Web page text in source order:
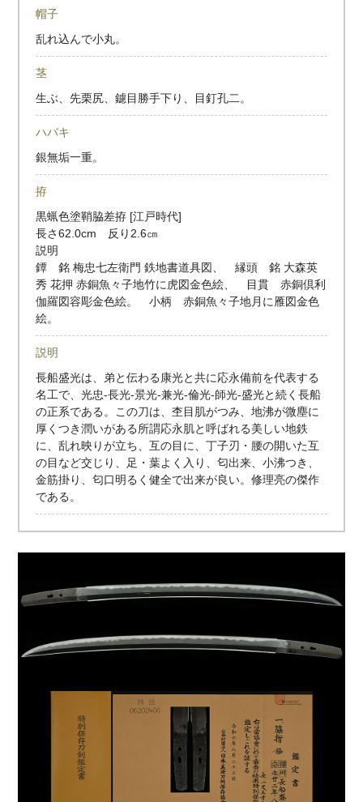
帽子
乱れ込んで小丸。
茎
生ぶ、先栗尻、鑢目勝手下り、目釘孔二。
ハバキ
銀無垢一重。
拵
黒蝋色塗鞘脇差拵 [江戸時代]
長さ62.0cm 反り2.6㎝
説明
鐔 銘 梅忠七左衛門 鉄地書道具図、 縁頭 銘 大森英
秀 花押 赤銅魚々子地竹に虎図金色絵、 目貫 赤銅倶利
伽羅図容彫金色絵。 小柄 赤銅魚々子地月に雁図金色
絵。
説明
長船盛光は、弟と伝わる康光と共に応永備前を代表する
名工で、光忠-長光-景光-兼光-倫光-師光-盛光と続く長船
の正系である。この刀は、杢目肌がつみ、地沸が微塵に
厚くつき潤いがある所謂応永肌と呼ばれる美しい地鉄
に、乱れ映りが立ち、互の目に、丁子刃・腰の開いた互
の目など交じり、足・葉よく入り、匂出来、小沸つき、
金筋掛り、匂口明るく健全で出来が良い。修理亮の傑作
である。